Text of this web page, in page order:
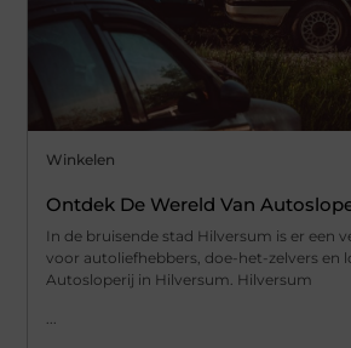
Winkelen
Ontdek De Wereld Van
In de bruisende stad Hilversum is er een
voor autoliefhebbers, doe-het-zelvers en
Autosloperij in Hilversum. Hilversum
...